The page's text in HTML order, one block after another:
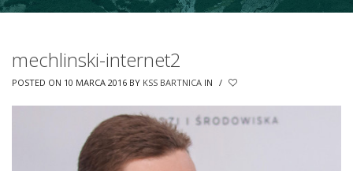
mechlinski-internet2
POSTED ON 10 MARCA 2016 BY KSS BARTNICA IN /